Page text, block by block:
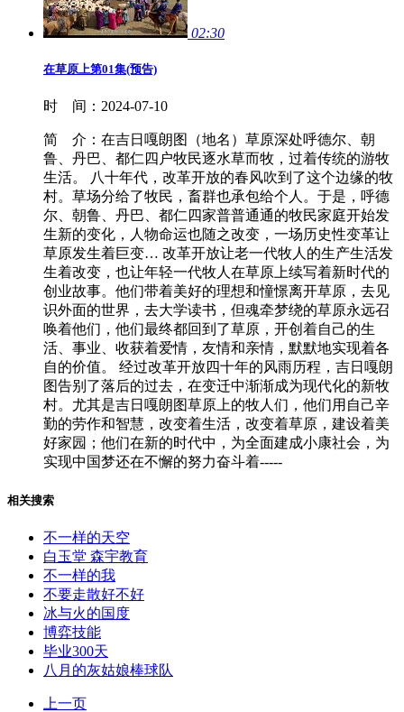
02:30
在草原上第01集(预告)
时 间： 2024-07-10
简 介： 在吉日嘎朗图（地名）草原深处呼德尔、朝
鲁、丹巴、都仁四户牧民逐水草而牧，过着传统的游牧
生活。 八十年代，改革开放的春风吹到了这个边缘的牧
村。草场分给了牧民，畜群也承包给个人。于是，呼德
尔、朝鲁、丹巴、都仁四家普普通通的牧民家庭开始发
生新的变化，人物命运也随之改变，一场历史性变革让
草原发生着巨变… 改革开放让老一代牧人的生产生活发
生着改变，也让年轻一代牧人在草原上续写着新时代的
创业故事。他们带着美好的理想和憧憬离开草原，去见
识外面的世界，去大学读书，但魂牵梦绕的草原永远召
唤着他们，他们最终都回到了草原，开创着自己的生
活、事业、收获着爱情，友情和亲情，默默地实现着各
自的价值。 经过改革开放四十年的风雨历程，吉日嘎朗
图告别了落后的过去，在变迁中渐渐成为现代化的新牧
村。尤其是吉日嘎朗图草原上的牧人们，他们用自己辛
勤的劳作和智慧，改变着生活，改变着草原，建设着美
好家园；他们在新的时代中，为全面建成小康社会，为
实现中国梦还在不懈的努力奋斗着-----
相关搜索
不一样的天空
白玉堂 森宇教育
不一样的我
不要走散好不好
冰与火的国度
博弈技能
毕业300天
八月的灰姑娘棒球队
上一页